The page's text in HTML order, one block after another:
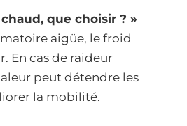
que choisir ? »
aigüe, le froid
En cas de raideur
peut détendre les
la mobilité.